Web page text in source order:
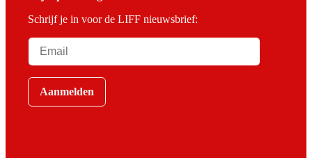
Schrijf je in voor de LIFF nieuwsbrief:
Aanmelden